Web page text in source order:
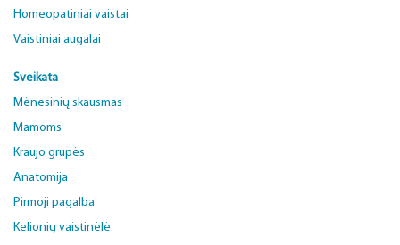
Homeopatiniai vaistai
Vaistiniai augalai
Sveikata
Mėnesinių skausmas
Mamoms
Kraujo grupės
Anatomija
Pirmoji pagalba
Kelionių vaistinėlė